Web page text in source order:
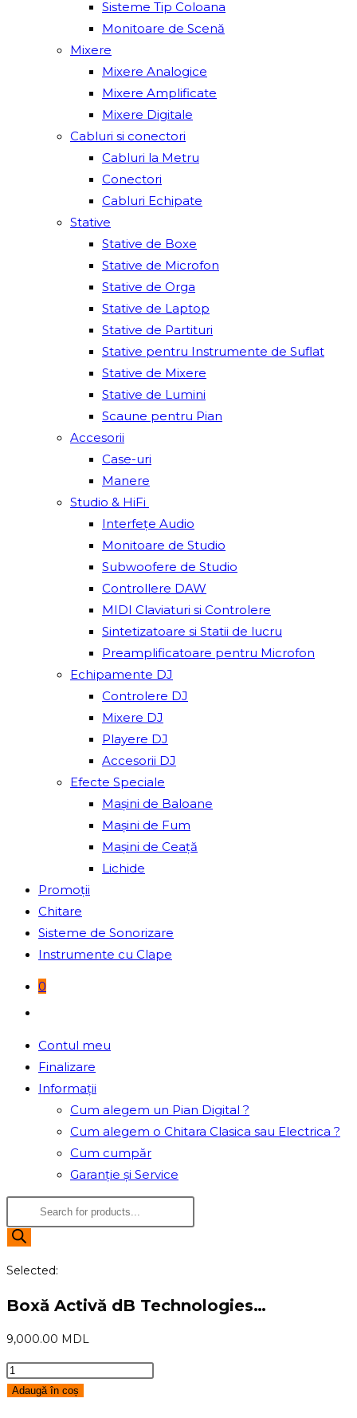
Sisteme Tip Coloana
Monitoare de Scenă
Mixere
Mixere Analogice
Mixere Amplificate
Mixere Digitale
Cabluri si conectori
Cabluri la Metru
Conectori
Cabluri Echipate
Stative
Stative de Boxe
Stative de Microfon
Stative de Orga
Stative de Laptop
Stative de Partituri
Stative pentru Instrumente de Suflat
Stative de Mixere
Stative de Lumini
Scaune pentru Pian
Accesorii
Case-uri
Manere
Studio & HiFi
Interfețe Audio
Monitoare de Studio
Subwoofere de Studio
Controllere DAW
MIDI Claviaturi si Controlere
Sintetizatoare si Statii de lucru
Preamplificatoare pentru Microfon
Echipamente DJ
Controlere DJ
Mixere DJ
Playere DJ
Accesorii DJ
Efecte Speciale
Mașini de Baloane
Mașini de Fum
Mașini de Ceață
Lichide
Promoții
Chitare
Sisteme de Sonorizare
Instrumente cu Clape
0
search
Contul meu
Finalizare
Informații
Cum alegem un Pian Digital ?
Cum alegem o Chitara Clasica sau Electrica ?
Cum cumpăr
Garanție și Service
Products
search
Selected:
Boxă Activă dB Technologies…
9,000.00 MDL
Cantitate
Boxă
Adaugă în coș